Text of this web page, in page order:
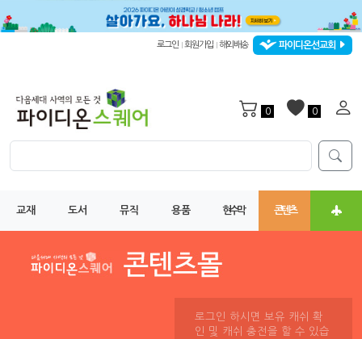
로그인 회원가입 해외배송 파이디온선교회
0 0
교재 도서 뮤직 용품 현수막 콘텐츠
로그인 하시면 보유 캐쉬 확
인 및 캐쉬 충전을 할 수 있습